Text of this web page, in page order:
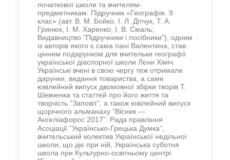
початкової школи та вчителям-
предметникам. Підручник «Географія. 9
клас» (авт. В. М. Бойко, І. Л. Дітчук, Т. А.
Гринюк, І. М. Харенко, І. В. Смаль;
Видавництво "Підручники і посібники"), одним
із авторів якого є сама пані Валентина, став
цінним подарунком для вчительки географії
української діаспорної школи Лєни Хіміч.
Українські вчені в свою чергу теж отримали
дарунки, видання товариства, а саме
ювілейний випуск двомовної збірки творів Т.
Шевченка та статтей про його життя та
творчість “Заповіт”, а також ювілейний випуск
щорічного альманаху “Вісник —
Анґеліафорос 2017”. Рада правління
Асоціації “Українсько-Грецька Думка”,
вчительський колектив Української недільної
школи, що діє при ній, Українська суботня
школа при Культурно-освітньому центрі